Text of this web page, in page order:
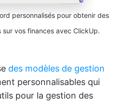
personnalisés pour obtenir des
sur vos finances avec ClickUp.
des modèles de gestion
personnalisables qui
pour la gestion des